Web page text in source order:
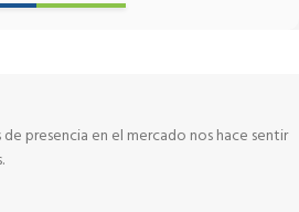
presencia en el mercado nos hace sentir